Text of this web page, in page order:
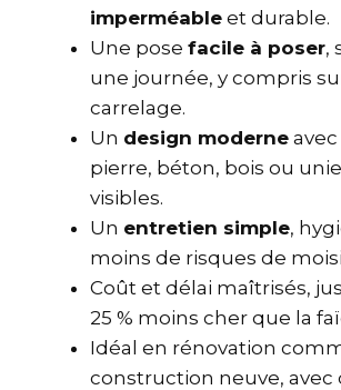
imperméable et durable.
Une pose facile à poser,
une journée, y compris
carrelage.
Un design moderne
pierre, béton, bois ou
visibles.
Un entretien simple,
moins de risques de
Coût et délai maîtrisés,
25 % moins cher que la
Idéal en rénovation
construction neuve, avec